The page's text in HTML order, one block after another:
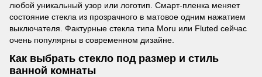
любой уникальный узор или логотип. Смарт-пленка меняет
состояние стекла из прозрачного в матовое одним нажатием
выключателя. Фактурные стекла типа Moru или Fluted сейчас
очень популярны в современном дизайне.
Как выбрать стекло под размер и стиль
ванной комнаты